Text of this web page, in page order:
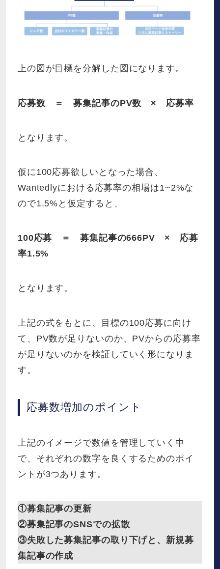
上の図が目標を分解した図になります。
応募数 ＝ 募集記事のPV数 × 応募率
となります。
仮に100応募欲しいとなった場合、
Wantedlyにおける応募率の相場は1~2%な
ので1.5%と仮定すると、
100応募 ＝ 募集記事の666PV × 応募
率1.5%
となります。
上記の式をもとに、目標の100応募に向け
て、PV数が足りないのか、PVからの応募率
が足りないのかを検証していく形になりま
す。
応募数増加のポイント
上記のイメージで数値を管理していく中
で、それぞれの数字を良くするためのポイ
ントが3つあります。
①募集記事の更新
②募集記事のSNSでの拡散
③失敗した募集記事の取り下げと、新規募
集記事の作成